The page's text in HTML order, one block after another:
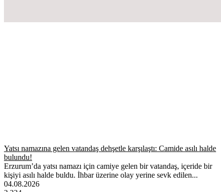
Yatsı namazına gelen vatandaş dehşetle karşılaştı: Camide asılı halde
bulundu!
Erzurum’da yatsı namazı için camiye gelen bir vatandaş, içeride bir
kişiyi asılı halde buldu. İhbar üzerine olay yerine sevk edilen...
04.08.2026